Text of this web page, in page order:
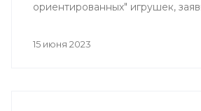
ориентированных" игрушек,
15 июня 2023